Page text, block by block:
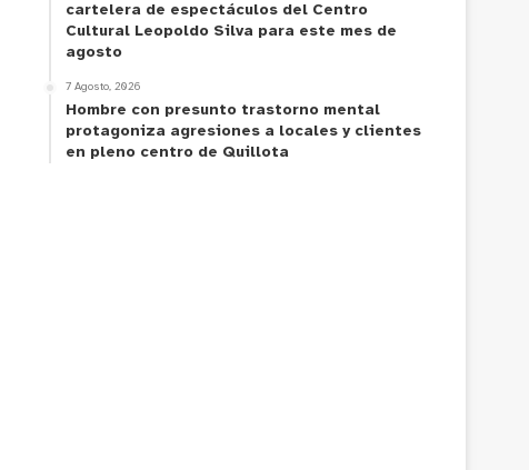
cartelera de espectáculos del Centro
Cultural Leopoldo Silva para este mes de
agosto
7 Agosto, 2026
Hombre con presunto trastorno mental
protagoniza agresiones a locales y clientes
en pleno centro de Quillota